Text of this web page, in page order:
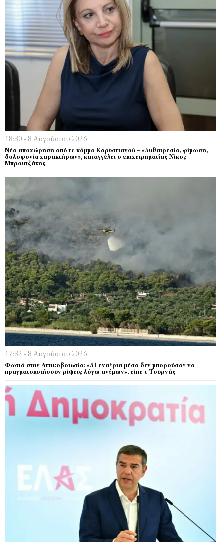
18:30 - 8 Αυγούστου 2026
Νέα αποχώρηση από το κόμμα Καρυστιανού – «Αυθαιρεσία, φίμωση,
δολοφονία χαρακτήρων», καταγγέλει ο επιχειρηματίας Νίκος
Μπρουτζάκης
17:32 - 8 Αυγούστου 2026
Φωτιά στην Αττικοβοιωτία: «51 εναέρια μέσα δεν μπορούσαν να
πραγματοποιήσουν ρίψεις λόγω ανέμων», είπε ο Τουρνάς